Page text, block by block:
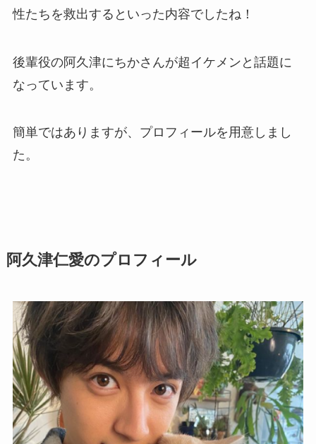
性たちを救出するといった内容でしたね！
後輩役の阿久津にちかさんが超イケメンと話題に
なっています。
簡単ではありますが、プロフィールを用意しまし
た。
阿久津仁愛のプロフィール